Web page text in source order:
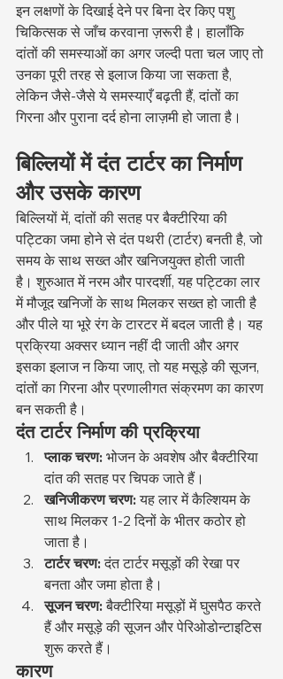
इन लक्षणों के दिखाई देने पर बिना देर किए पशु
चिकित्सक से जाँच करवाना ज़रूरी है। हालाँकि
दांतों की समस्याओं का अगर जल्दी पता चल जाए तो
उनका पूरी तरह से इलाज किया जा सकता है,
लेकिन जैसे-जैसे ये समस्याएँ बढ़ती हैं, दांतों का
गिरना और पुराना दर्द होना लाज़मी हो जाता है।
बिल्लियों में दंत टार्टर का निर्माण
और उसके कारण
बिल्लियों में, दांतों की सतह पर बैक्टीरिया की
पट्टिका जमा होने से दंत पथरी (टार्टर) बनती है, जो
समय के साथ सख्त और खनिजयुक्त होती जाती
है। शुरुआत में नरम और पारदर्शी, यह पट्टिका लार
में मौजूद खनिजों के साथ मिलकर सख्त हो जाती है
और पीले या भूरे रंग के टारटर में बदल जाती है। यह
प्रक्रिया अक्सर ध्यान नहीं दी जाती और अगर
इसका इलाज न किया जाए, तो यह मसूड़े की सूजन,
दांतों का गिरना और प्रणालीगत संक्रमण का कारण
बन सकती है।
दंत टार्टर निर्माण की प्रक्रिया
प्लाक चरण: भोजन के अवशेष और बैक्टीरिया
दांत की सतह पर चिपक जाते हैं।
खनिजीकरण चरण: यह लार में कैल्शियम के
साथ मिलकर 1-2 दिनों के भीतर कठोर हो
जाता है।
टार्टर चरण: दंत टार्टर मसूड़ों की रेखा पर
बनता और जमा होता है।
सूजन चरण: बैक्टीरिया मसूड़ों में घुसपैठ करते
हैं और मसूड़े की सूजन और पेरिओडोन्टाइटिस
शुरू करते हैं।
कारण